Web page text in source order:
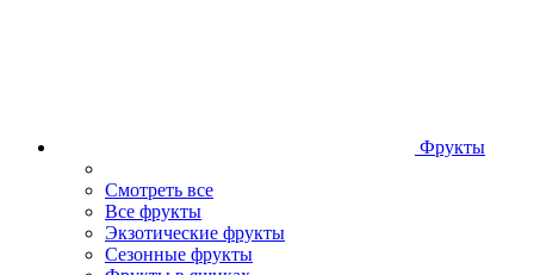
Фрукты
Смотреть все
Все фрукты
Экзотические фрукты
Сезонные фрукты